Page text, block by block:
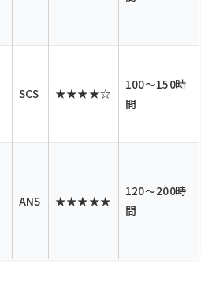
SCS ★★★★☆
100〜150時
間
ANS ★★★★★
120〜200時
間